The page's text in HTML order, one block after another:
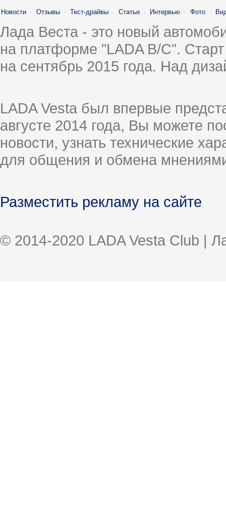
Новости · Отзывы · Тест-драйвы · Статьи · Интервью · Фото ·
Лада Веста - это новый
на платформе "LADA B/C".
на сентябрь 2015 года. Над
LADA Vesta был впервые
августе 2014 года, Вы можете
новости, узнать технические
для общения и обмена
Разместить рекламу на сайте
© 2014-2020 LADA Vesta Club |